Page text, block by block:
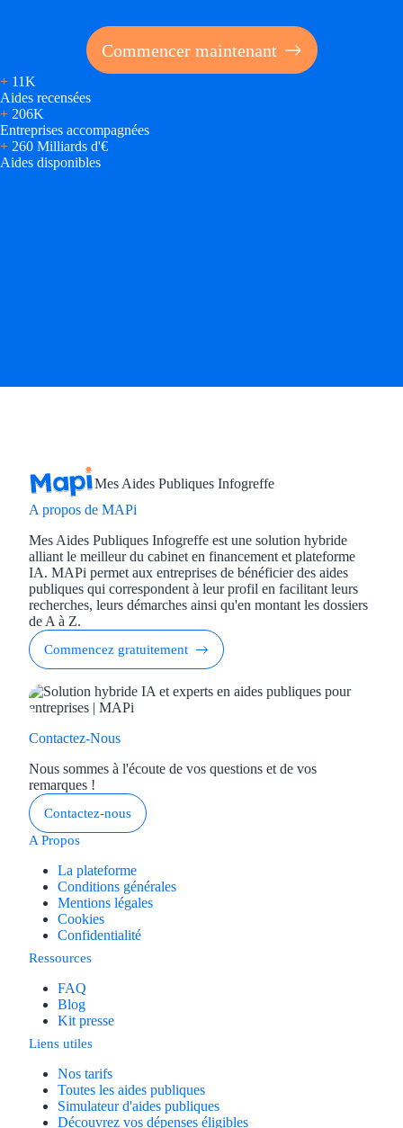
Commencer maintenant
+ 11K
Aides recensées
+ 206K
Entreprises accompagnées
+ 260 Milliards d'€
Aides disponibles
Mes Aides Publiques Infogreffe
A propos de MAPi
Mes Aides Publiques Infogreffe est une solution hybride
alliant le meilleur du cabinet en financement et plateforme
IA. MAPi permet aux entreprises de bénéficier des aides
publiques qui correspondent à leur profil en facilitant leurs
recherches, leurs démarches ainsi qu'en montant les dossiers
de A à Z.
Commencez gratuitement
Contactez-Nous
Nous sommes à l'écoute de vos questions et de vos
remarques !
Contactez-nous
A Propos
La plateforme
Conditions générales
Mentions légales
Cookies
Confidentialité
Ressources
FAQ
Blog
Kit presse
Liens utiles
Nos tarifs
Toutes les aides publiques
Simulateur d'aides publiques
Découvrez vos dépenses éligibles